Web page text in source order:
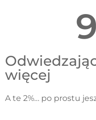
więcej
A te 2%… po prostu